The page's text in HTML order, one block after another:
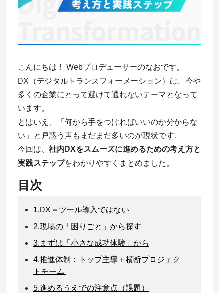
こんにちは！ Webプロデューサーのなおです。
DX（デジタルトランスフォーメーション）は、今や
多くの企業にとって避けて通れないテーマとなって
います。
とはいえ、「何から手をつければいいのか分からな
い」と戸惑う声もまだまだ多いのが現状です。
今回は、 社内DXをスムーズに進めるための考え方と
実践ステップをわかりやすくまとめました。
目次
1.DX＝ツール導入ではない
2.現場の「困りごと」から探す
3.まずは「小さな成功体験」から
4.推進体制：トップ主導＋横断プロジェク
トチーム
5.進めるうえでの注意点（課題）